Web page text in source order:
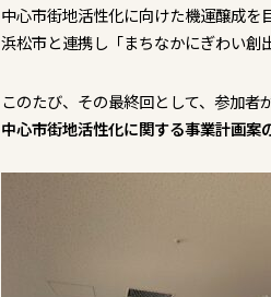
中心市街地活性化に向けた機運醸成を
浜松市と連携し「まちなかにぎわい創
このたび、その最終回として、参加者
中心市街地活性化に関する事業計画案